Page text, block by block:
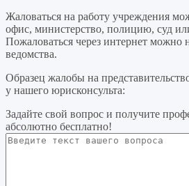
Жаловаться на работу учреждения
офис, министерство, полицию, суд
Пожаловаться через интернет можно
ведомства.
Образец жалобы на
у нашего юрисконсульта:
Задайте свой вопрос и получите
абсолютно бесплатно!